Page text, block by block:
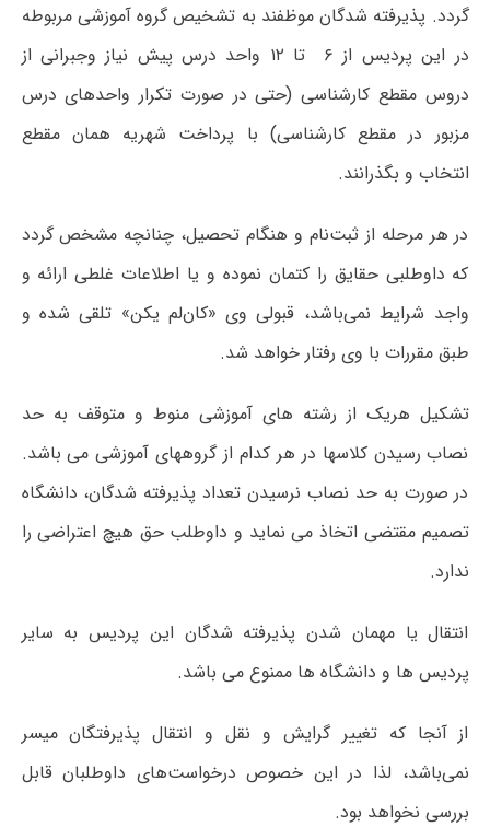
گردد. پذیرفته شدگان موظفند به تشخیص گروه آموزشی مربوطه
در این پردیس از ۶ تا ۱۲ واحد درس پیش نیاز وجبرانی از
دروس مقطع کارشناسی (حتی در صورت تکرار واحدهای درس
مزبور در مقطع کارشناسی) با پرداخت شهریه همان مقطع
انتخاب و بگذرانند.
در هر مرحله‌ از ثبت‌نام‌ و هنگام‌ تحصیل‌، چنانچه‌ مشخص‌ گردد
که‌ داوطلبی‌ حقایق‌ را کتمان‌ نموده‌ و یا اطلاعات غلطی ارائه و
واجد شرایط نمی‌باشد، قبولی‌ وی «کان‌لم‌ یکن» تلقی‌ شده‌ و
طبق‌ مقررات‌ با وی‌ رفتار خواهد شد.
تشکیل هریک از رشته های آموزشی منوط و متوقف به حد
نصاب رسیدن کلاسها در هر کدام از گروههای آموزشی می باشد.
در صورت به حد نصاب نرسیدن تعداد پذیرفته شدگان، دانشگاه
تصمیم مقتضی اتخاذ می نماید و داوطلب حق هیچ اعتراضی را
ندارد.
انتقال یا مهمان شدن پذیرفته شدگان این پردیس به سایر
پردیس ها و دانشگاه ها ممنوع می باشد.
از آنجا که تغییر گرایش و نقل و انتقال پذیرفتگان میسر
نمی‌باشد، لذا در این خصوص درخواست‌های داوطلبان قابل
بررسی نخواهد بود.